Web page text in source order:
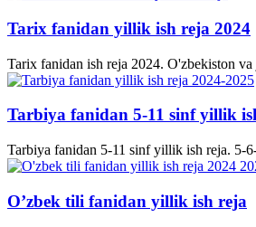
Tarix fanidan yillik ish reja 2024
Tarix fanidan ish reja 2024. O'zbekiston
Tarbiya fanidan 5-11 sinf yillik
Tarbiya fanidan 5-11 sinf yillik ish reja.
O’zbek tili fanidan yillik ish reja